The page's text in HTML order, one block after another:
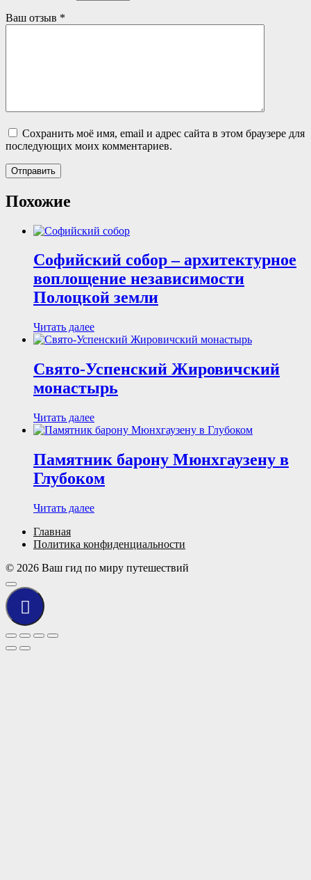
Ваш отзыв *
Сохранить моё имя, email и адрес сайта в этом браузере для
последующих моих комментариев.
Похожие
Софийский собор – архитектурное
воплощение независимости
Полоцкой земли
Читать далее
Свято-Успенский Жировичский
монастырь
Читать далее
Памятник барону Мюнхгаузену в
Глубоком
Читать далее
Главная
Политика конфиденциальности
© 2026 Ваш гид по миру путешествий